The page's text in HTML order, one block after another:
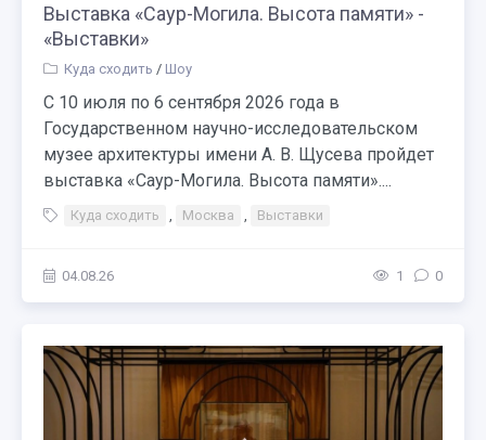
Выставка «Саур-Могила. Высота памяти» -
«Выставки»
Куда сходить / Шоу
С 10 июля по 6 сентября 2026 года в
Государственном научно-исследовательском
музее архитектуры имени А. В. Щусева пройдет
выставка «Саур-Могила. Высота памяти»....
Куда сходить , Москва , Выставки
04.08.26 1 0